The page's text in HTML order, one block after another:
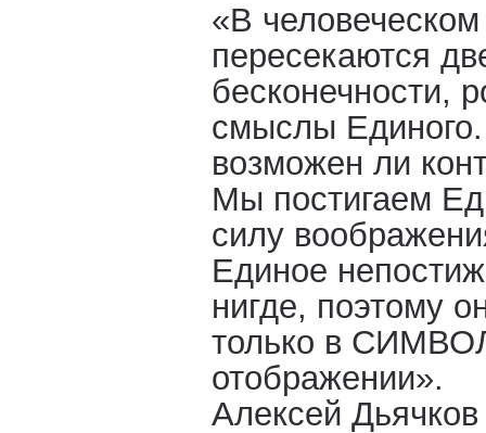
«В
пересекаются
бесконечности,
смыслы
возможен ли
Мы постигаем
силу
Единое
нигде, поэтому
только в
отображении».
Алексей Дьячков